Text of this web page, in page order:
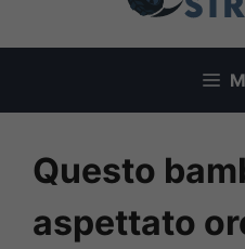
Questo
aspettato